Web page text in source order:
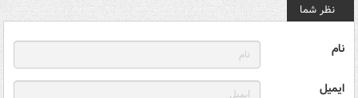
نظر شما
نام
ایمیل